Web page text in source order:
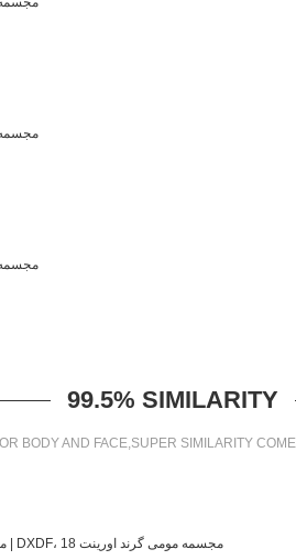
99.5% SIMILARITY
BODY AND FACE,SUPER SIMILARITY